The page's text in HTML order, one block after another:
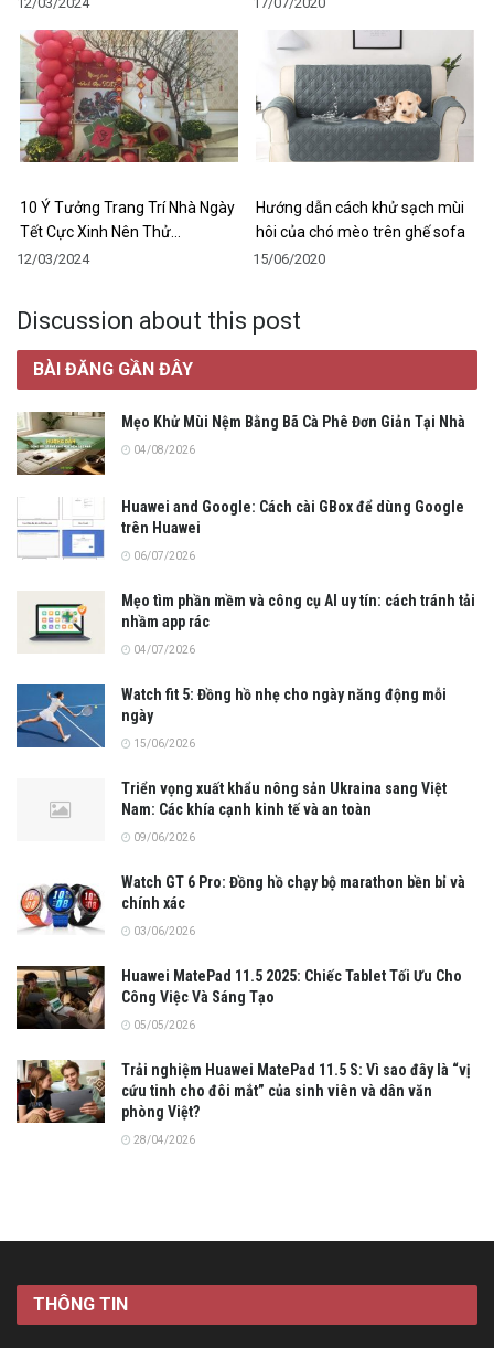
10 Ý Tưởng Trang Trí Nhà Ngày
Tết Cực Xinh Nên Thử…
12/03/2024
Hướng dẫn cách khử sạch mùi
hôi của chó mèo trên ghế sofa
15/06/2020
Discussion about this post
BÀI ĐĂNG GẦN ĐÂY
Mẹo Khử Mùi Nệm Bằng Bã Cà Phê Đơn Giản Tại Nhà
04/08/2026
Huawei and Google: Cách cài GBox để dùng Google
trên Huawei
06/07/2026
Mẹo tìm phần mềm và công cụ AI uy tín: cách tránh tải
nhầm app rác
04/07/2026
Watch fit 5: Đồng hồ nhẹ cho ngày năng động mỗi
ngày
15/06/2026
Triển vọng xuất khẩu nông sản Ukraina sang Việt
Nam: Các khía cạnh kinh tế và an toàn
09/06/2026
Watch GT 6 Pro: Đồng hồ chạy bộ marathon bền bỉ và
chính xác
03/06/2026
Huawei MatePad 11.5 2025: Chiếc Tablet Tối Ưu Cho
Công Việc Và Sáng Tạo
05/05/2026
Trải nghiệm Huawei MatePad 11.5 S: Vì sao đây là “vị
cứu tinh cho đôi mắt” của sinh viên và dân văn
phòng Việt?
28/04/2026
THÔNG TIN